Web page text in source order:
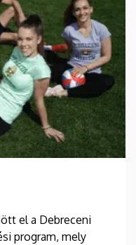
el a Debreceni
program, mely